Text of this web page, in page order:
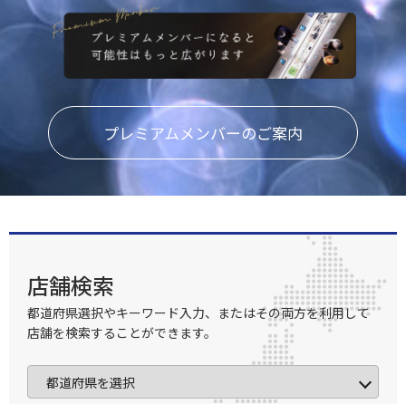
プレミアムメンバーのご案内
店舗検索
都道府県選択やキーワード入力、またはその両方を利用して
店舗を検索することができます。